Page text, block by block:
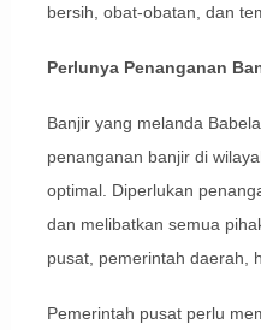
bersih, obat-obatan, dan
Perlunya Penanganan
Banjir yang melanda
penanganan banjir di
optimal. Diperlukan
dan melibatkan semua
pusat, pemerintah daerah,
Pemerintah pusat perlu